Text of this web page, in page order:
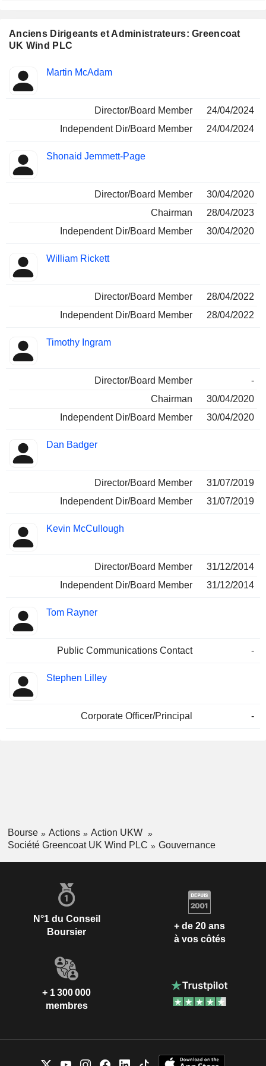
Anciens Dirigeants et Administrateurs: Greencoat
UK Wind PLC
Insider
Fonctions
Martin McAdam
Director/Board Member
24/04/2024
Independent Dir/Board Member
24/04/2024
Shonaid Jemmett-Page
Director/Board Member
30/04/2020
Chairman
28/04/2023
Independent Dir/Board Member
30/04/2020
William Rickett
Director/Board Member
28/04/2022
Independent Dir/Board Member
28/04/2022
Timothy Ingram
Director/Board Member
-
Chairman
30/04/2020
Independent Dir/Board Member
30/04/2020
Dan Badger
Director/Board Member
31/07/2019
Independent Dir/Board Member
31/07/2019
Kevin McCullough
Director/Board Member
31/12/2014
Independent Dir/Board Member
31/12/2014
Tom Rayner
Public Communications Contact -
Stephen Lilley
Corporate Officer/Principal -
Bourse Actions
Action UKW
Société Greencoat UK Wind PLC
Gouvernance
N°1 du Conseil
Boursier
+ de 20 ans
à vos côtés
+ 1 300 000
membres